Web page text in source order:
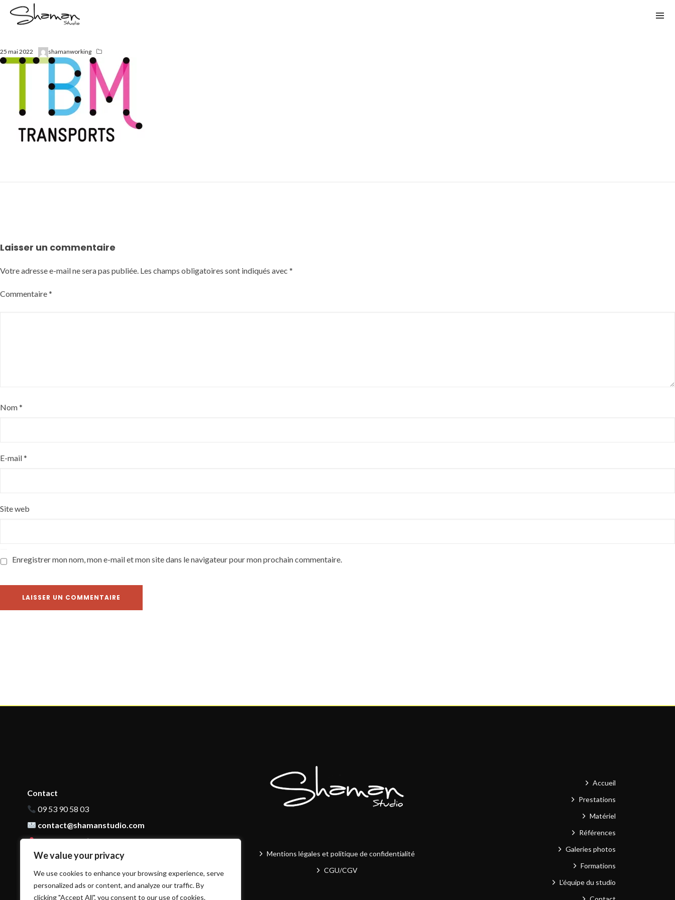
We value your privacy
We use cookies to enhance your browsing experience, serve
personalized ads or content, and analyze our traffic. By
clicking "Accept All", you consent to our use of cookies.
25 mai 2022 shamanworking
Laisser un commentaire
Votre adresse e-mail ne sera pas publiée. Les champs obligatoires sont indiqués avec *
Commentaire*
Nom*
E-mail*
Site web
Enregistrer mon nom, mon e-mail et mon site dans le navigateur pour mon prochain commentaire.
Contact
09 53 90 58 03
contact@shamanstudio.com
140 Cours de l’Yser Bordeaux, 33800 France
Mentions légales et politique de confidentialité
CGU/CGV
Accueil
Prestations
Matériel
Références
Galeries photos
Formations
L’équipe du studio